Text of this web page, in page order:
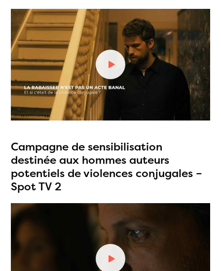
Campagne de sensibilisation
destinée aux hommes auteurs
potentiels de violences conjugales –
Spot TV 2